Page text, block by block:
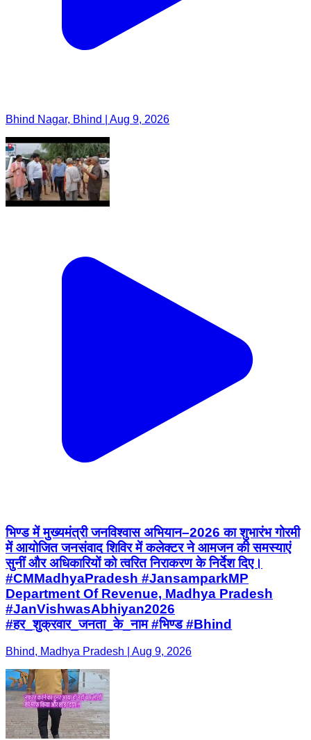
Bhind Nagar, Bhind | Aug 9, 2026
भिण्ड में मुख्यमंत्री जनविश्वास अभियान–2026 का शुभारंभ गोरमी
में आयोजित जनसंवाद शिविर में कलेक्टर ने आमजन की समस्याएं
सुनीं और अधिकारियों को त्वरित निराकरण के निर्देश दिए।
#CMMadhyaPradesh #JansamparkMP
Department Of Revenue, Madhya Pradesh
#JanVishwasAbhiyan2026
#हर_शुक्रवार_जनता_के_नाम #भिण्ड #Bhind
Bhind, Madhya Pradesh | Aug 9, 2026